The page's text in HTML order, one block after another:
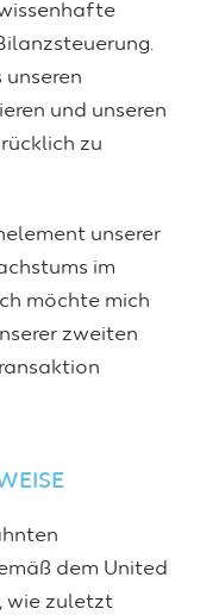
unseren
und unseren
zu
unserer
im
möchte mich
zweiten
dem United
wie zuletzt